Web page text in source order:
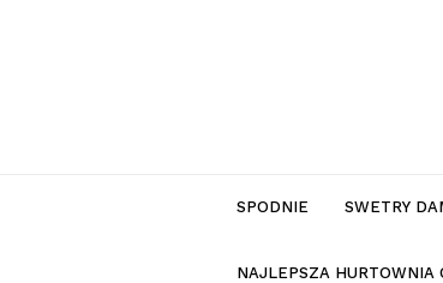
SPODNIE SWETRY
NAJLEPSZA HURTOWNIA